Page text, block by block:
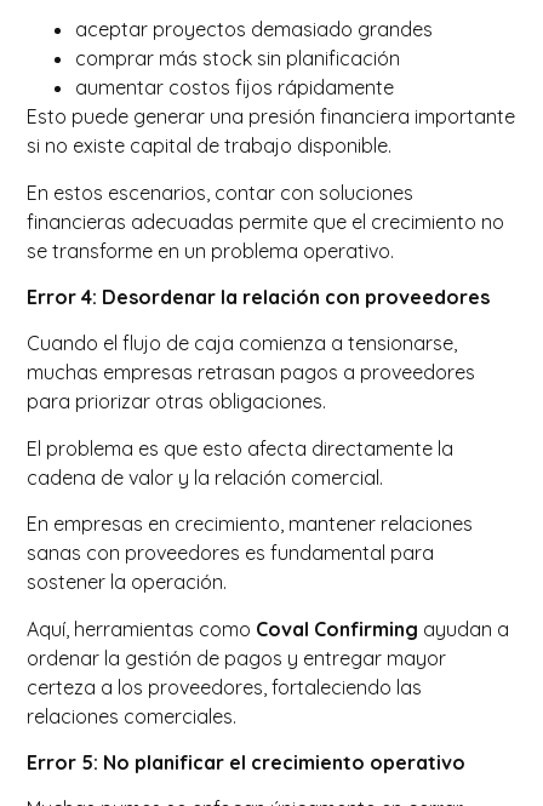
aceptar proyectos demasiado grandes
comprar más stock sin planificación
aumentar costos fijos rápidamente
Esto puede generar una presión financiera importante
si no existe capital de trabajo disponible.
En estos escenarios, contar con soluciones
financieras adecuadas permite que el crecimiento no
se transforme en un problema operativo.
Error 4: Desordenar la relación con proveedores
Cuando el flujo de caja comienza a tensionarse,
muchas empresas retrasan pagos a proveedores
para priorizar otras obligaciones.
El problema es que esto afecta directamente la
cadena de valor y la relación comercial.
En empresas en crecimiento, mantener relaciones
sanas con proveedores es fundamental para
sostener la operación.
Aquí, herramientas como Coval Confirming ayudan a
ordenar la gestión de pagos y entregar mayor
certeza a los proveedores, fortaleciendo las
relaciones comerciales.
Error 5: No planificar el crecimiento operativo